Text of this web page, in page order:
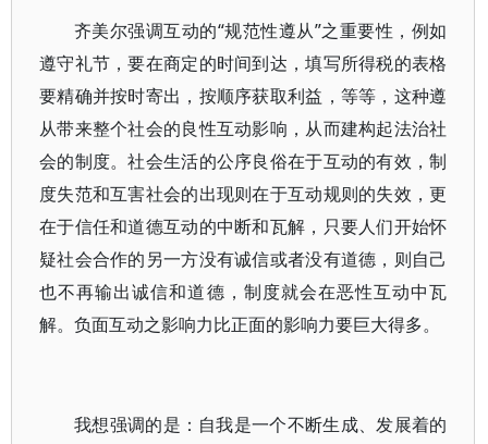
齐美尔强调互动的“规范性遵从”之重要性，例如
遵守礼节，要在商定的时间到达，填写所得税的表格
要精确并按时寄出，按顺序获取利益，等等，这种遵
从带来整个社会的良性互动影响，从而建构起法治社
会的制度。社会生活的公序良俗在于互动的有效，制
度失范和互害社会的出现则在于互动规则的失效，更
在于信任和道德互动的中断和瓦解，只要人们开始怀
疑社会合作的另一方没有诚信或者没有道德，则自己
也不再输出诚信和道德，制度就会在恶性互动中瓦
解。负面互动之影响力比正面的影响力要巨大得多。
我想强调的是：自我是一个不断生成、发展着的